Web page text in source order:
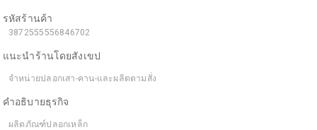
รหัสร้านค้า
3872555556846702
แนะนำร้านโดยสังเขป
จำหน่ายปลอกเสา-คาน-และผลิตตามสั่ง
คำอธิบายธุรกิจ
ผลิตภัณฑ์ปลอกเหล็ก